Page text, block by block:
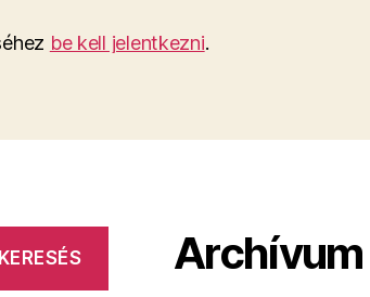
be kell jelentkezni.
Archívum